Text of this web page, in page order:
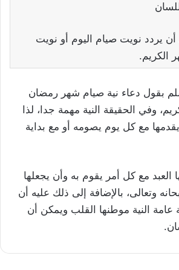
أن يردد نويت صيام اليوم أو نويت
الكريم.
بقول دعاء نية صيام شهر رمضان
وفي الحقيقة النية مهمة جدا، لذا
مع كل يوم يصومه أو مع بداية
العبد مع كل أمر يقوم به وأن يجعلها
وتعالى، بالإضافة إلى ذلك عليه أن
عامة النية موطنها القلب ويمكن أن